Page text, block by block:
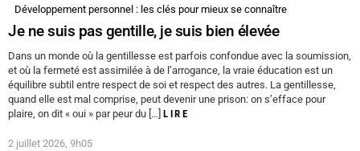
Développement personnel : les clés pour mieux se connaître
Je ne suis pas gentille, je suis bien élevée
Dans un monde où la gentillesse est parfois confondue avec la soumission,
et où la fermeté est assimilée à de l’arrogance, la vraie éducation est un
équilibre subtil entre respect de soi et respect des autres. La gentillesse,
quand elle est mal comprise, peut devenir une prison: on s’efface pour
plaire, on dit « oui » par peur du […] LIRE
2 juillet 2026, 9h05